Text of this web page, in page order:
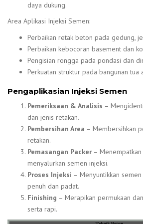
daya dukung.
Area Aplikasi Injeksi Semen:
Perbaikan retak beton pada gedung,
Perbaikan kebocoran basement dan
Pengisian rongga pada pondasi dan
Perkuatan struktur pada bangunan tua
Pengaplikasian Injeksi Semen
Pemeriksaan & Analisis –
dan jenis retakan.
Pembersihan Area – Membersihkan
retakan.
Pemasangan Packer –
menyalurkan semen injeksi.
Proses Injeksi – Menyuntikkan
penuh dan padat.
Finishing – Merapikan permukaan
serta rapi.